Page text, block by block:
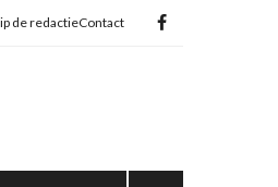
de redactieContact